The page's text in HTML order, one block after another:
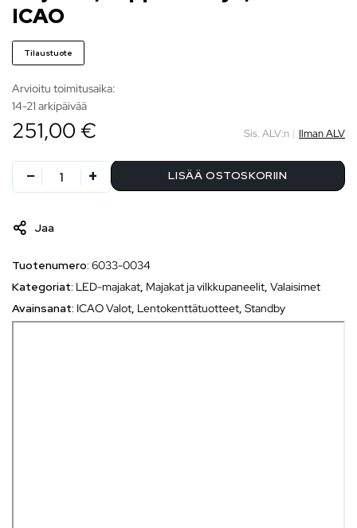
ICAO
Tilaustuote
Arvioitu toimitusaika:
14-21 arkipäivää
251,00 € Sis. ALV:n | Ilman ALV
LISÄÄ OSTOSKORIIN
Jaa
Tuotenumero: 6033-0034
Kategoriat: LED-majakat, Majakat ja vilkkupaneelit, Valaisimet
Avainsanat: ICAO Valot, Lentokenttätuotteet, Standby